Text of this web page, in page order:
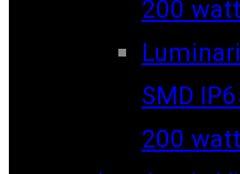
200 watt
SMD
200 watt